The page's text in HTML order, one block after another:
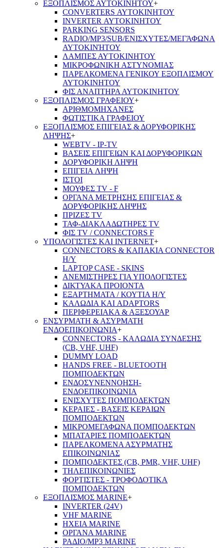
ΕΞΟΠΛΙΣΜΟΣ ΑΥΤΟΚΙΝΗΤΟΥ+
CONVERTERS ΑΥΤΟΚΙΝΗΤΟΥ
INVERTER ΑΥΤΟΚΙΝΗΤΟΥ
PARKING SENSORS
RADIO/MP3/SUB/ΕΝΙΣΧΥΤΕΣ/ΜΕΓΆΦΩΝΑ
ΑΥΤΟΚΙΝΉΤΟΥ
ΛΑΜΠΕΣ ΑΥΤΟΚΙΝΗΤΟΥ
ΜΙΚΡΟΦΩΝΙΚΗ ΑΣΤΥΝΟΜΙΑΣ
ΠΑΡΕΛΚΟΜΕΝΑ ΓΕΝΙΚΟΥ ΕΞΟΠΛΙΣΜΟΥ
ΑΥΤΟΚΙΝΗΤΟΥ
ΦΙΣ ΑΝΑΠΤΗΡΑ ΑΥΤΟΚΙΝΗΤΟΥ
ΕΞΟΠΛΙΣΜΟΣ ΓΡΑΦΕΙΟΥ+
ΑΡΙΘΜΟΜΗΧΑΝΕΣ
ΦΩΤΙΣΤΙΚΑ ΓΡΑΦΕΙΟΥ
ΕΞΟΠΛΙΣΜΟΣ ΕΠΙΓΕΙΑΣ & ΔΟΡΥΦΟΡΙΚΗΣ
ΛΗΨΗΣ+
WEBTV - IP-TV
ΒΑΣΕΙΣ ΕΠΙΓΕΙΩΝ ΚΑΙ ΔΟΡΥΦΟΡΙΚΩΝ
ΔΟΡΥΦΟΡΙΚΗ ΛΗΨΗ
ΕΠΙΓΕΙA ΛΗΨΗ
ΙΣΤΟΙ
ΜΟΥΦΕΣ TV - F
ΟΡΓΑΝΑ ΜΕΤΡΗΣΗΣ ΕΠΙΓΕΙΑΣ &
ΔΟΡΥΦΟΡΙΚΗΣ ΛΗΨΗΣ
ΠΡΙΖΕΣ TV
ΤΑΦ-ΔΙΑΚΛΑΔΩΤΗΡΕΣ TV
ΦΙΣ TV / CONNECTORS F
ΥΠΟΛΟΓΙΣΤΕΣ ΚΑΙ INTERNET+
CONNECTORS & ΚΑΠΑΚΙΑ CONNECTOR
Η/Υ
LAPTOP CASE - SKINS
ΑΝΕΜΙΣΤΗΡΕΣ ΓΙΑ ΥΠΟΛΟΓΙΣΤΕΣ
ΔΙΚΤΥΑΚΑ ΠΡΟΙΟΝΤΑ
ΕΞΑΡΤΗΜΑΤΑ / ΚΟΥΤΙΑ Η/Υ
ΚΑΛΩΔΙΑ ΚΑΙ ADAPTORS
ΠΕΡΙΦΕΡΕΙΑΚΑ & ΑΞΕΣΟΥΑΡ
ΕΝΣΥΡΜΑΤΗ & ΑΣΥΡΜΑΤΗ
ΕΝΔΟΕΠΙΚΟΙΝΩΝΙΑ+
CONNECTORS - ΚΑΛΩΔΙΑ ΣΥΝΔΕΣΗΣ
(CB, VHF, UHF)
DUMMY LOAD
HANDS FREE - BLUETOOTH
ΠΟΜΠΟΔΕΚΤΩΝ
ΕΝΔΟΣΥΝΕΝΝΟΗΣΗ-
ΕΝΔΟΕΠΙΚΟΙΝΩΝΙΑ
ΕΝΙΣΧΥΤΕΣ ΠΟΜΠΟΔΕΚΤΩΝ
ΚΕΡΑΙΕΣ - ΒΑΣΕΙΣ ΚΕΡΑΙΩΝ
ΠΟΜΠΟΔΕΚΤΩΝ
ΜΙΚΡΟΜΕΓΑΦΩΝΑ ΠΟΜΠΟΔΕΚΤΩΝ
ΜΠΑΤΑΡΙΕΣ ΠΟΜΠΟΔΕΚΤΩΝ
ΠΑΡΕΛΚΟΜΕΝΑ ΑΣΥΡΜΑΤΗΣ
ΕΠΙΚΟΙΝΩΝΙΑΣ
ΠΟΜΠΟΔΕΚΤΕΣ (CB, PMR, VHF, UHF)
ΤΗΛΕΠΙΚΟΙΝΩΝΙΕΣ
ΦΟΡΤΙΣΤΕΣ - ΤΡΟΦΟΔΟΤΙΚΑ
ΠΟΜΠΟΔΕΚΤΩΝ
ΕΞΟΠΛΙΣΜΟΣ MARINE+
INVERTER (24V)
VHF MARINE
ΗΧΕΙΑ MARINE
ΟΡΓΑΝΑ MARINE
ΡΑΔΙΟ/MP3 MARINE